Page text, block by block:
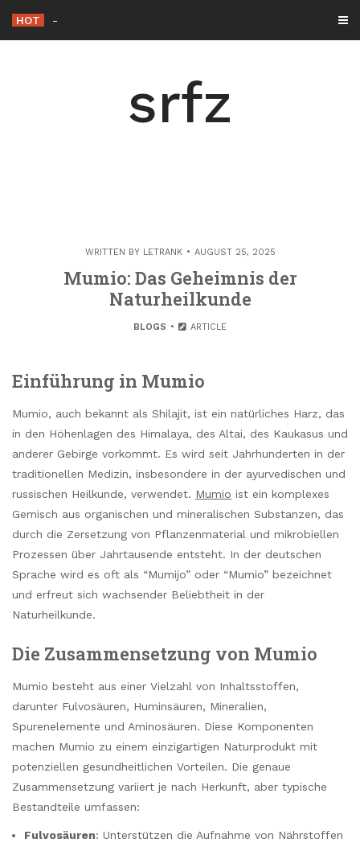
content
HOT
srfz
WRITTEN BY LETRANK AUGUST 25, 2025
Mumio: Das Geheimnis der
Naturheilkunde
BLOGS ARTICLE
Einführung in Mumio
Mumio, auch bekannt als Shilajit, ist ein natürliches Harz, das
in den Höhenlagen des Himalaya, des Altai, des Kaukasus und
anderer Gebirge vorkommt. Es wird seit Jahrhunderten in der
traditionellen Medizin, insbesondere in der ayurvedischen und
russischen Heilkunde, verwendet. Mumio ist ein komplexes
Gemisch aus organischen und mineralischen Substanzen, das
durch die Zersetzung von Pflanzenmaterial und mikrobiellen
Prozessen über Jahrtausende entsteht. In der deutschen
Sprache wird es oft als “Mumijo” oder “Mumio” bezeichnet
und erfreut sich wachsender Beliebtheit in der
Naturheilkunde.
Die Zusammensetzung von Mumio
Mumio besteht aus einer Vielzahl von Inhaltsstoffen,
darunter Fulvosäuren, Huminsäuren, Mineralien,
Spurenelemente und Aminosäuren. Diese Komponenten
machen Mumio zu einem einzigartigen Naturprodukt mit
potenziellen gesundheitlichen Vorteilen. Die genaue
Zusammensetzung variiert je nach Herkunft, aber typische
Bestandteile umfassen:
Fulvosäuren: Unterstützen die Aufnahme von Nährstoffen